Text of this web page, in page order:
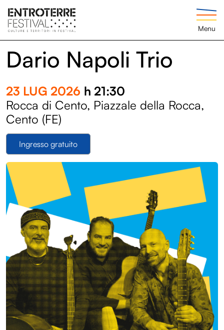
Menu
Dario Napoli Trio
23 LUG 2026 h 21:30
Rocca di Cento, Piazzale della Rocca,
Cento (FE)
Ingresso gratuito